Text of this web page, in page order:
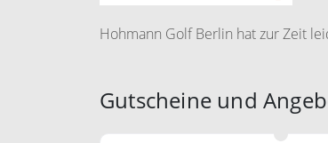
Hohmann Golf Berlin hat zur Zeit
Gutscheine und